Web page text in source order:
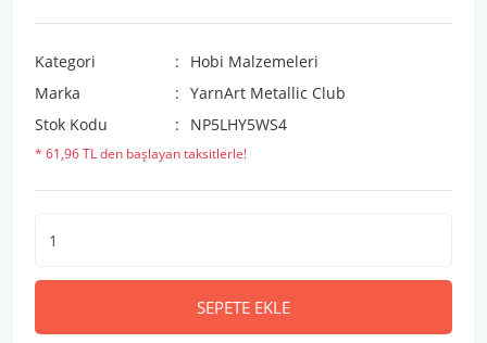
Kategori
Hobi Malzemeleri
Marka
YarnArt Metallic Club
Stok Kodu
NP5LHY5WS4
* 61,96 TL den başlayan taksitlerle!
SEPETE EKLE